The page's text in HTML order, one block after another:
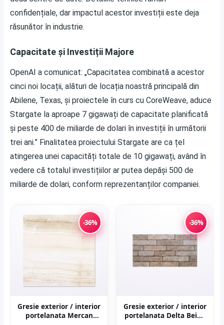
confidențiale, dar impactul acestor investiții este deja
răsunător în industrie.
Capacitate și Investiții Majore
OpenAI a comunicat: „Capacitatea combinată a acestor
cinci noi locații, alături de locația noastră principală din
Abilene, Texas, și proiectele în curs cu CoreWeave, aduce
Stargate la aproape 7 gigawați de capacitate planificată
și peste 400 de miliarde de dolari în investiții în următorii
trei ani.” Finalitatea proiectului Stargate are ca țel
atingerea unei capacități totale de 10 gigawați, având în
vedere că totalul investițiilor ar putea depăși 500 de
miliarde de dolari, conform reprezentanților companiei.
-36%
Gresie exterior / interior
portelanata Mercan
-36%
Gresie exterior / interior
portelanata Delta Beige